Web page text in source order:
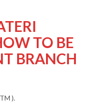
TO BE
BRANCH
).